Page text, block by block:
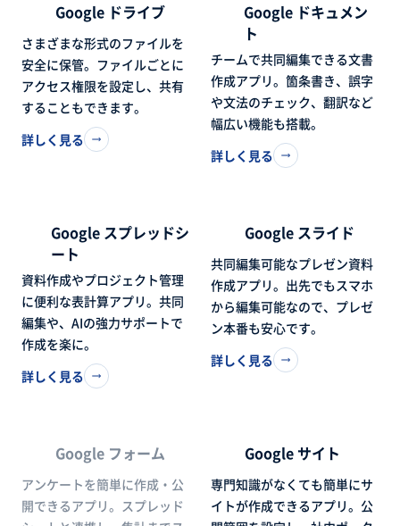
Google ドライブ
さまざまな形式のファイルを
安全に保管。ファイルごとに
アクセス権限を設定し、共有
することもできます。
詳しく見る
Google ドキュメン
ト
チームで共同編集できる文書
作成アプリ。箇条書き、誤字
や文法のチェック、翻訳など
幅広い機能も搭載。
詳しく見る
Google スプレッドシ
ート
資料作成やプロジェクト管理
に便利な表計算アプリ。共同
編集や、AIの強力サポートで
作成を楽に。
詳しく見る
Google スライド
共同編集可能なプレゼン資料
作成アプリ。出先でもスマホ
から編集可能なので、プレゼ
ン本番も安心です。
詳しく見る
Google フォーム
アンケートを簡単に作成・公
開できるアプリ。スプレッド
Google サイト
専門知識がなくても簡単にサ
イトが作成できるアプリ。公